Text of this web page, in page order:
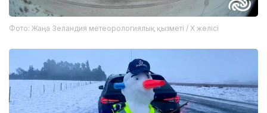
Фото: Жаңа Зеландия метеорологиялық қызметі / X желісі